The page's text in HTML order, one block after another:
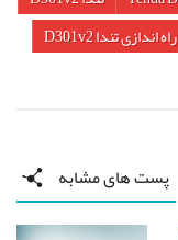
راه اندازی تندا D301v2
پست های مشابه